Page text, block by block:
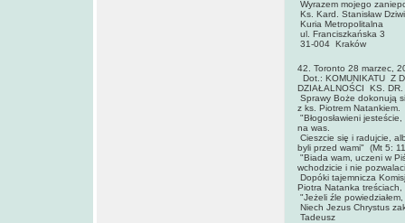
Wyrazem mojego
Ks. Kard. Stanisław
Kuria Metropolitalna
ul. Franciszkańska 3
31-004 Kraków
42. Toronto 28 marzec,
Dot.: KOMUNIKATU Z
DZIAŁALNOŚCI KS.
Sprawy Boże dokonują
z ks. Piotrem Natankiem.
"Błogosławieni
na was.
Cieszcie się i radujcie,
byli przed wami" (Mt 5:
"Biada wam, uczeni w
wchodzicie i nie
Dopóki tajemnicza
Piotra Natanka
"Jeżeli źle
Niech Jezus Chrystus
Tadeusz